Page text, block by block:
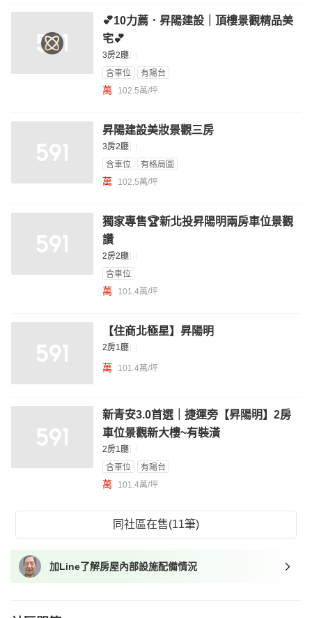
💕10力薦．昇陽建設｜頂樓景觀精品美
宅💕
3房2廳
含車位
有陽台
萬 102.5萬/坪
昇陽建設美妝景觀三房
3房2廳
含車位
有格局圖
萬 102.5萬/坪
獨家專售🏆新北投昇陽明兩房車位景觀
讚
2房2廳
含車位
萬 101.4萬/坪
【住商北極星】昇陽明
2房1廳
萬 101.4萬/坪
新青安3.0首選｜捷運旁【昇陽明】2房
車位景觀新大樓~有裝潢
2房1廳
含車位
有陽台
萬 101.4萬/坪
同社區在售(11筆)
加Line了解房屋內部設施配備情況